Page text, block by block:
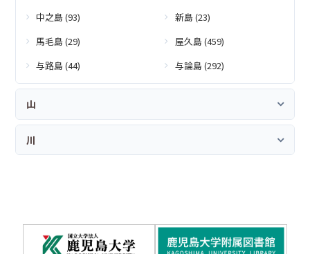
中之島 (93)
新島 (23)
馬毛島 (29)
屋久島 (459)
与路島 (44)
与論島 (292)
山
川